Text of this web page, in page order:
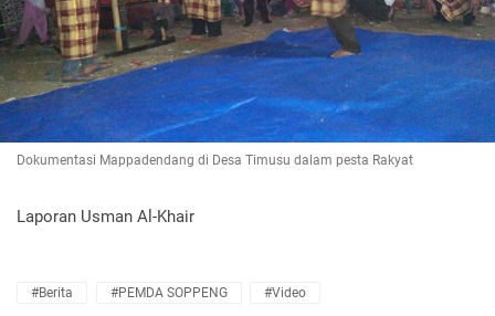
Dokumentasi Mappadendang di Desa Timusu dalam pesta Rakyat
Laporan Usman Al-Khair
#Berita #PEMDA SOPPENG #Video